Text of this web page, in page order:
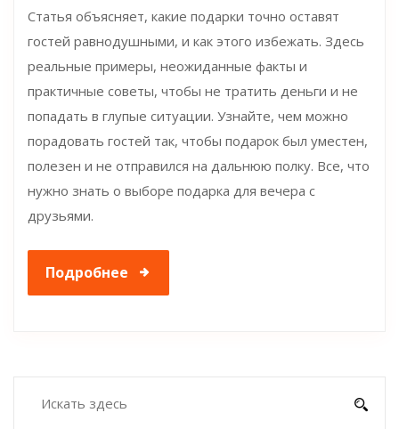
Статья объясняет, какие подарки точно оставят
гостей равнодушными, и как этого избежать. Здесь
реальные примеры, неожиданные факты и
практичные советы, чтобы не тратить деньги и не
попадать в глупые ситуации. Узнайте, чем можно
порадовать гостей так, чтобы подарок был уместен,
полезен и не отправился на дальнюю полку. Все, что
нужно знать о выборе подарка для вечера с
друзьями.
Подробнее